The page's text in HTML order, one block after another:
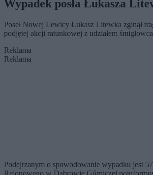
Wypadek posła Łukasza
Poseł Nowej Lewicy Łukasz Litewka zginął
podjętej akcji ratunkowej z udziałem
Reklama
Reklama
Podejrzanym o spowodowanie wypadku jest
Rejonowego w Dąbrowie Górniczej